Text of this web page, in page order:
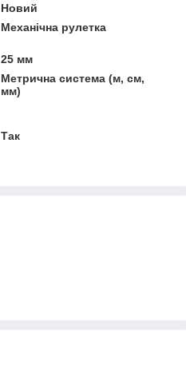
Новий
Механічна рулетка
25 мм
Метрична система (м, см,
мм)
Так